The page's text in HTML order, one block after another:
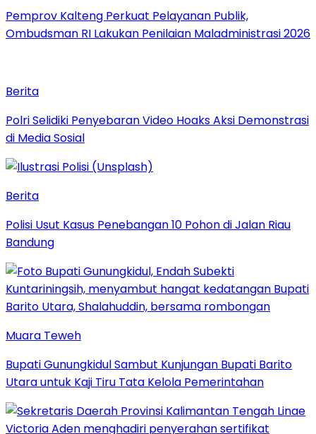
Pemprov Kalteng Perkuat Pelayanan Publik,
Ombudsman RI Lakukan Penilaian Maladministrasi 2026
Berita
Polri Selidiki Penyebaran Video Hoaks Aksi Demonstrasi
di Media Sosial
Berita
Polisi Usut Kasus Penebangan 10 Pohon di Jalan Riau
Bandung
Muara Teweh
Bupati Gunungkidul Sambut Kunjungan Bupati Barito
Utara untuk Kaji Tiru Tata Kelola Pemerintahan